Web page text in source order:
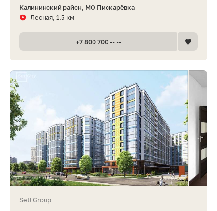
Калининский район, МО Пискарёвка
Лесная, 1.5 км
+7 800 700 •• ••
Setl Group